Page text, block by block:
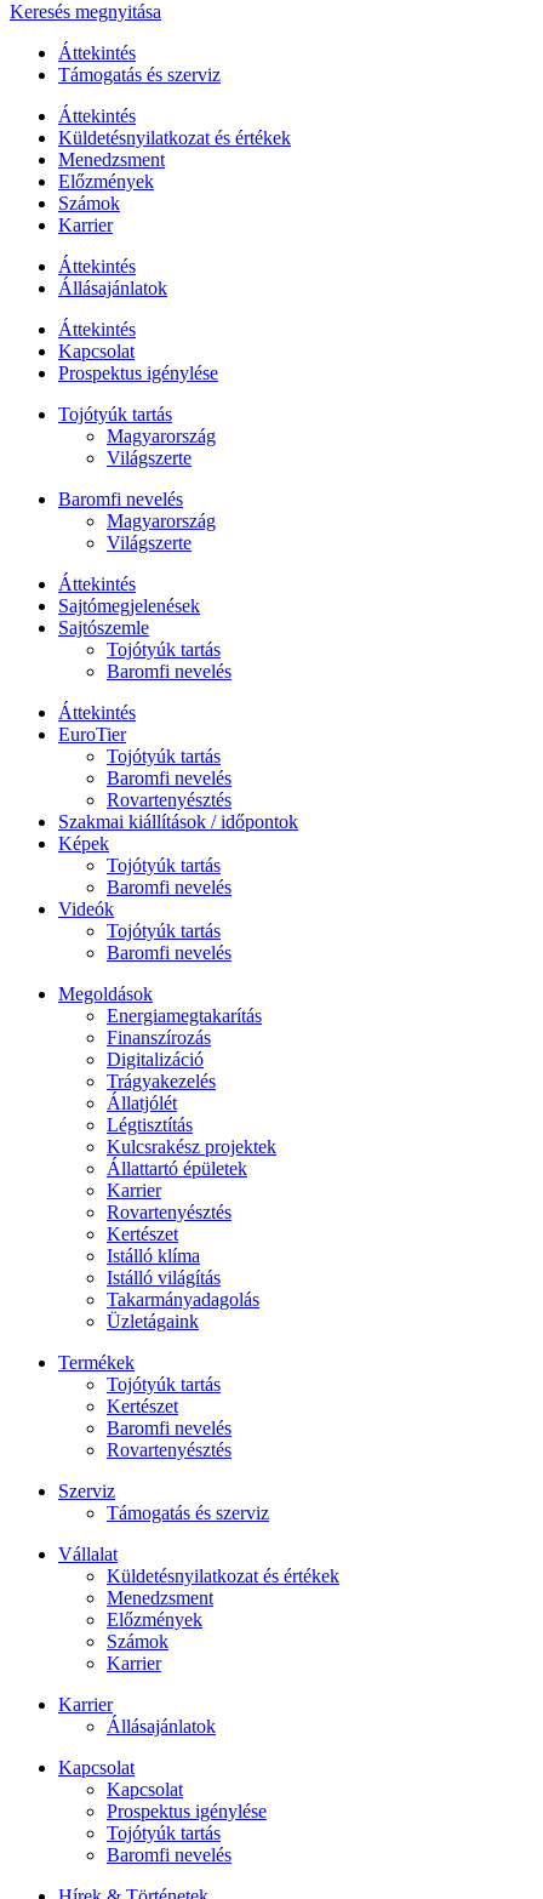
Keresés megnyitása
Áttekintés
Támogatás és szerviz
Áttekintés
Küldetésnyilatkozat és értékek
Menedzsment
Előzmények
Számok
Karrier
Áttekintés
Állásajánlatok
Áttekintés
Kapcsolat
Prospektus igénylése
Tojótyúk tartás
Magyarország
Világszerte
Baromfi nevelés
Magyarország
Világszerte
Áttekintés
Sajtómegjelenések
Sajtószemle
Tojótyúk tartás
Baromfi nevelés
Áttekintés
EuroTier
Tojótyúk tartás
Baromfi nevelés
Rovartenyésztés
Szakmai kiállítások / időpontok
Képek
Tojótyúk tartás
Baromfi nevelés
Videók
Tojótyúk tartás
Baromfi nevelés
Megoldások
Energiamegtakarítás
Finanszírozás
Digitalizáció
Trágyakezelés
Állatjólét
Légtisztítás
Kulcsrakész projektek
Állattartó épületek
Karrier
Rovartenyésztés
Kertészet
Istálló klíma
Istálló világítás
Takarmányadagolás
Üzletágaink
Termékek
Tojótyúk tartás
Kertészet
Baromfi nevelés
Rovartenyésztés
Szerviz
Támogatás és szerviz
Vállalat
Küldetésnyilatkozat és értékek
Menedzsment
Előzmények
Számok
Karrier
Karrier
Állásajánlatok
Kapcsolat
Kapcsolat
Prospektus igénylése
Tojótyúk tartás
Baromfi nevelés